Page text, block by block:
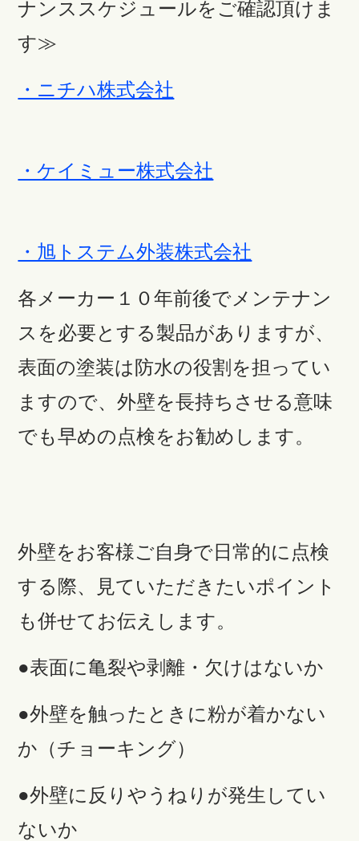
ナンススケジュールをご確認頂けま
す≫
・ニチハ株式会社
・ケイミュー株式会社
・旭トステム外装株式会社
各メーカー１０年前後でメンテナン
スを必要とする製品がありますが、
表面の塗装は防水の役割を担ってい
ますので、外壁を長持ちさせる意味
でも早めの点検をお勧めします。
外壁をお客様ご自身で日常的に点検
する際、見ていただきたいポイント
も併せてお伝えします。
●表面に亀裂や剥離・欠けはないか
●外壁を触ったときに粉が着かない
か（チョーキング）
●外壁に反りやうねりが発生してい
ないか